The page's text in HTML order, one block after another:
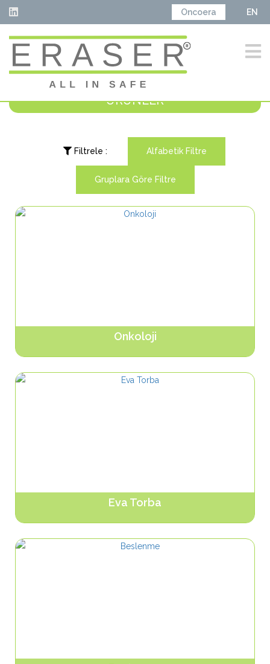
Oncoera EN
ÜRÜNLER
Filtrele : Alfabetik Filtre
Gruplara Göre Filtre
Onkoloji
Eva Torba